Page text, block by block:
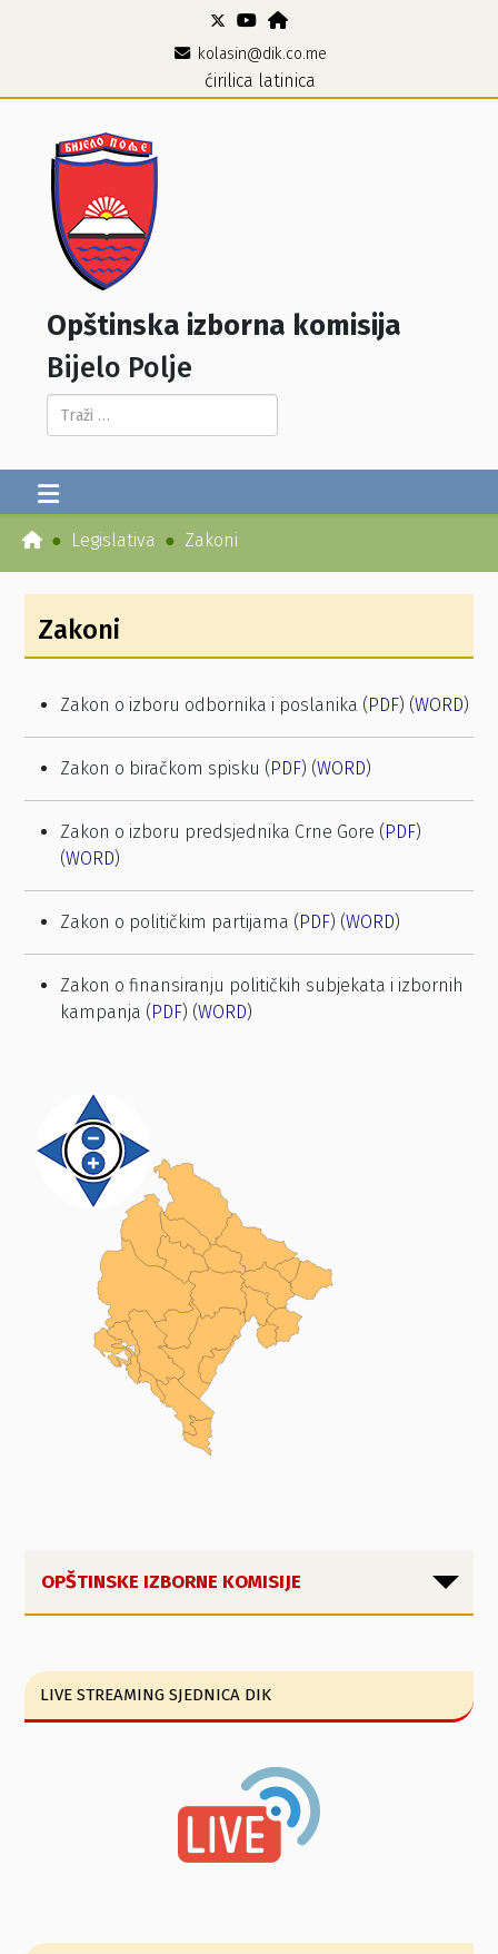
kolasin@dik.co.me
ćirilica latinica
Opštinska izborna komisija
Bijelo Polje
Pretraga...
Legislativa Zakoni
Zakoni
Zakon o izboru odbornika i poslanika (PDF) (WORD)
Zakon o biračkom spisku (PDF) (WORD)
Zakon o izboru predsjednika Crne Gore (PDF)
(WORD)
Zakon o političkim partijama (PDF) (WORD)
Zakon o finansiranju političkih subjekata i izbornih
kampanja (PDF) (WORD)
OPŠTINSKE IZBORNE KOMISIJE
LIVE STREAMING SJEDNICA DIK